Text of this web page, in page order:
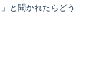
」と聞かれたらどう